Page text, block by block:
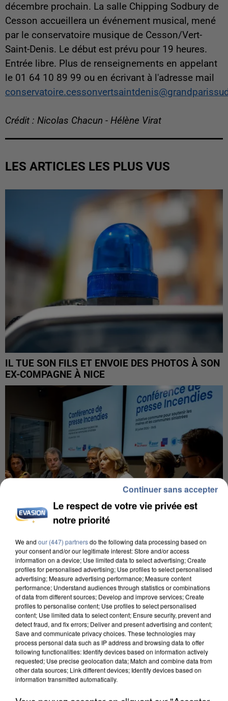
décembre prochain. La salle Chipping Sodbury de
Cesson accueillera un événement musical, mené
par le conservatoire musique de Cesson/Vert-
Saint-Denis. Le début est prévu pour 19 heures.
Entrée libre. Plus de renseignements en appelant
le 01 64 10 89 99 ou en écrivant à l'adresse mail
Crédit : Nicolas Chacun - Hélène Virat
LES ARTICLES LES PLUS VUS
IL TUE SON FILS ET ENVOIE DES PHOTOS À SON
EX-COMPAGNE À NICE
INCENDIES : L’ÎLE-DE-FRANCE LANCE UN ÉLAN
DE SOLIDARITÉ AVEC LES...
Le respect de votre vie privée est
notre priorité
We and our (447) partnersdo the following data processing based on
your consent and/or our legitimate interest: Store and/or access
information on a device; Use limited data to select advertising; Create
profiles for personalised advertising; Use profiles to select personalised
advertising; Measure advertising performance; Measure content
performance; Understand audiences through statistics or combinations
of data from different sources; Develop and improve services; Create
profiles to personalise content; Use profiles to select personalised
content; Use limited data to select content; Ensure security, prevent and
detect fraud, and fix errors; Deliver and present advertising and content;
Save and communicate privacy choices. These technologies may
process personal data such as IP address and browsing data to offer
following functionalities: Identify devices based on information actively
requested; Use precise geolocation data; Match and combine data from
other data sources; Link different devices; Identify devices based on
information transmitted automatically.
Continuer sans accepter